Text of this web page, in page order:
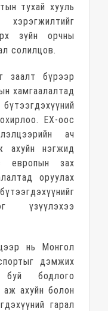
тухай хууль
зүйн орчны
солилцов.
заалт бүрээр
хамгаалалтад
ЕХ-оос
ач
ахуйн нэгжид
европын зах
оруулах
үзүүлэхээ
нь Монгол
дэмжих
буй бодлого
аж ахуйн болон
гарал